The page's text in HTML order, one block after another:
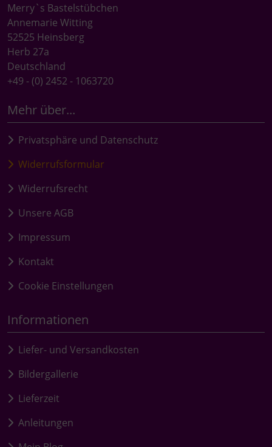
Merry`s Bastelstübchen
Annemarie Witting
52525 Heinsberg
Herb 27a
Deutschland
+49 - (0) 2452 - 1063720
Mehr über...
Privatsphäre und Datenschutz
Widerrufsformular
Widerrufsrecht
Unsere AGB
Impressum
Kontakt
Cookie Einstellungen
Informationen
Liefer- und Versandkosten
Bildergallerie
Lieferzeit
Anleitungen